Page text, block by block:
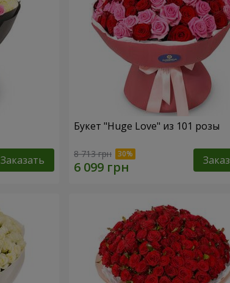
Заказать
Букет "Huge Love" из 101 розы
8 713 грн